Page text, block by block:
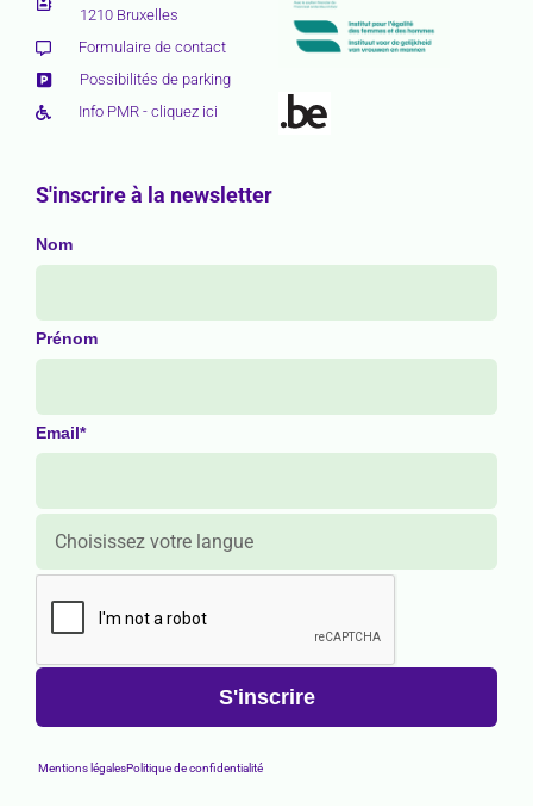
1210 Bruxelles
Formulaire de contact
Possibilités de parking
Info PMR - cliquez ici
S'inscrire à la newsletter
Nom
Prénom
Email*
Mentions légalesPolitique de confidentialité